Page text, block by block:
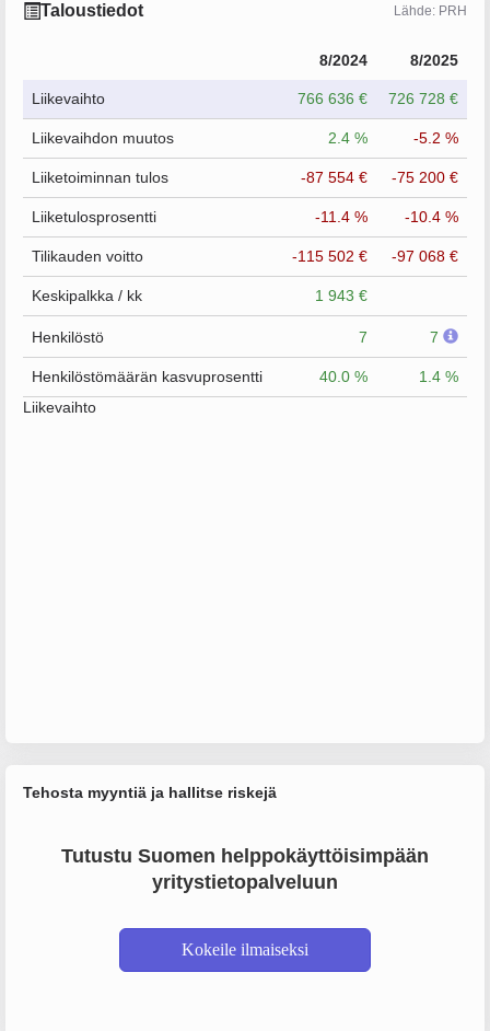
Taloustiedot Lähde: PRH
8/2024 8/2025
Liikevaihto 766 636 € 726 728 €
Liikevaihdon muutos 2.4 % -5.2 %
Liiketoiminnan tulos -87 554 € -75 200 €
Liiketulosprosentti -11.4 % -10.4 %
Tilikauden voitto -115 502 € -97 068 €
Keskipalkka / kk 1 943 €
Henkilöstö 7 7
Henkilöstömäärän kasvuprosentti 40.0 %
1.4 %
Liikevaihto
Tehosta myyntiä ja hallitse riskejä
Tutustu Suomen helppokäyttöisimpään
yritystietopalveluun
Kokeile ilmaiseksi